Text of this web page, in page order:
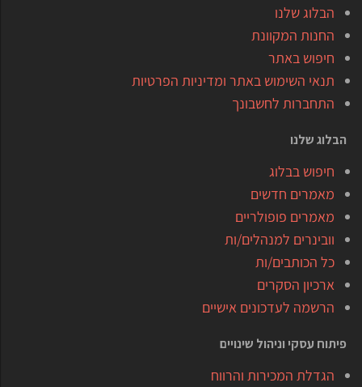
הבלוג שלנו
החנות המקוונת
חיפוש באתר
תנאי השימוש באתר ומדיניות הפרטיות
התחברות לחשבונך
הבלוג שלנו
חיפוש בבלוג
מאמרים חדשים
מאמרים פופולריים
וובינרים למנהלים/ות
כל הכותבים/ות
ארכיון הסקרים
הרשמה לעדכונים אישיים
פיתוח עסקי וניהול שינויים
הגדלת המכירות והרווח